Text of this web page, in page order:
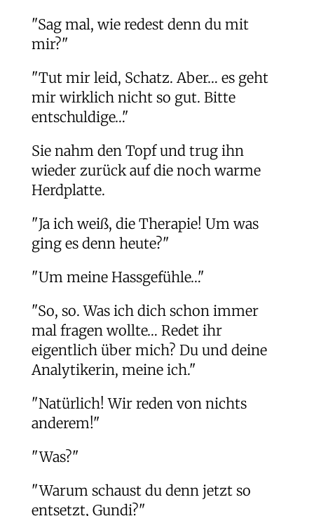
"Sag mal, wie redest denn du mit
mir?"
"Tut mir leid, Schatz. Aber… es geht
mir wirklich nicht so gut. Bitte
entschuldige…"
Sie nahm den Topf und trug ihn
wieder zurück auf die noch warme
Herdplatte.
"Ja ich weiß, die Therapie! Um was
ging es denn heute?"
"Um meine Hassgefühle…"
"So, so. Was ich dich schon immer
mal fragen wollte… Redet ihr
eigentlich über mich? Du und deine
Analytikerin, meine ich."
"Natürlich! Wir reden von nichts
anderem!"
"Was?"
"Warum schaust du denn jetzt so
entsetzt, Gundi?"